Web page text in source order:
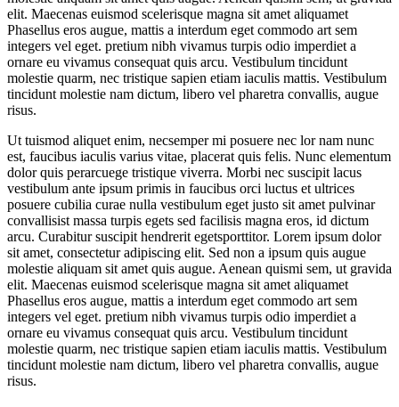
elit. Maecenas euismod scelerisque magna sit amet aliquamet
Phasellus eros augue, mattis a interdum eget commodo art sem
integers vel eget. pretium nibh vivamus turpis odio imperdiet a
ornare eu vivamus consequat quis arcu. Vestibulum tincidunt
molestie quarm, nec tristique sapien etiam iaculis mattis. Vestibulum
tincidunt molestie nam dictum, libero vel pharetra convallis, augue
risus.
Ut tuismod aliquet enim, necsemper mi posuere nec lor nam nunc
est, faucibus iaculis varius vitae, placerat quis felis. Nunc elementum
dolor quis perarcuege tristique viverra. Morbi nec suscipit lacus
vestibulum ante ipsum primis in faucibus orci luctus et ultrices
posuere cubilia curae nulla vestibulum eget justo sit amet pulvinar
convallisist massa turpis egets sed facilisis magna eros, id dictum
arcu. Curabitur suscipit hendrerit egetsporttitor. Lorem ipsum dolor
sit amet, consectetur adipiscing elit. Sed non a ipsum quis augue
molestie aliquam sit amet quis augue. Aenean quismi sem, ut gravida
elit. Maecenas euismod scelerisque magna sit amet aliquamet
Phasellus eros augue, mattis a interdum eget commodo art sem
integers vel eget. pretium nibh vivamus turpis odio imperdiet a
ornare eu vivamus consequat quis arcu. Vestibulum tincidunt
molestie quarm, nec tristique sapien etiam iaculis mattis. Vestibulum
tincidunt molestie nam dictum, libero vel pharetra convallis, augue
risus.